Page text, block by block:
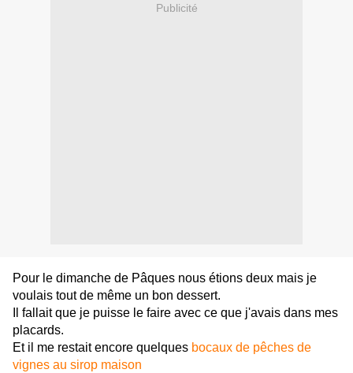
Publicité
Pour le dimanche de Pâques nous étions deux mais je
voulais tout de même un bon dessert.
Il fallait que je puisse le faire avec ce que j'avais dans mes
placards.
Et il me restait encore quelques bocaux de pêches de
vignes au sirop maison